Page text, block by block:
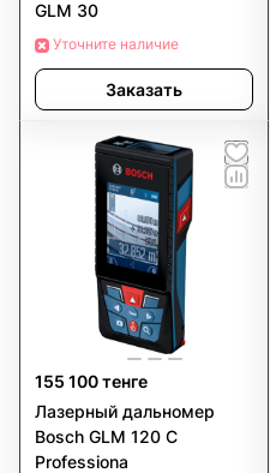
GLM 30
Уточните наличие
Заказать
155 100 тенге
Лазерный дальномер
Bosch GLM 120 C
Professiona